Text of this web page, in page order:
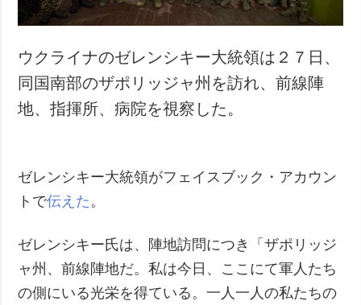
追加
特集
インタビュー
写真
動画
サービス
購読
フォトバンク
ウクライナのゼレンシキー大統領は２７日、
同国南部のザポリッジャ州を訪れ、前線陣
地、指揮所、病院を視察した。
ゼレンシキー大統領がフェイスブック・アカウン
トで伝えた 。
ゼレンシキー氏は、陣地訪問につき「ザポリッジ
ャ州、前線陣地だ。私は今日、ここにて軍人たち
の側にいる光栄を得ている。一人一人の私たちの